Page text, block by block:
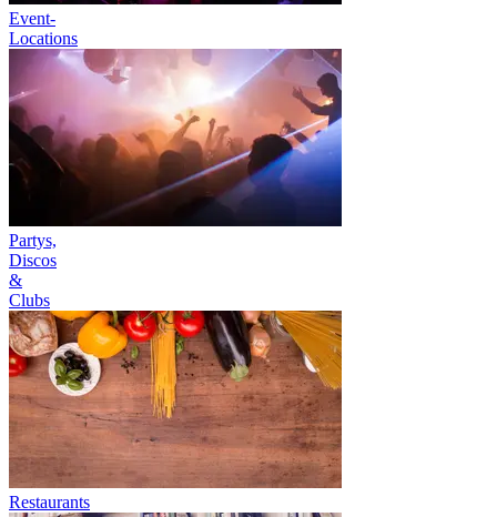
Event-
Locations
Partys,
Discos
&
Clubs
Restaurants